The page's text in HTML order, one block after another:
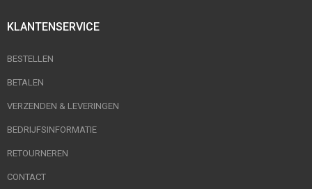
KLANTENSERVICE
BESTELLEN
BETALEN
VERZENDEN & LEVERINGEN
BEDRIJFSINFORMATIE
RETOURNEREN
CONTACT